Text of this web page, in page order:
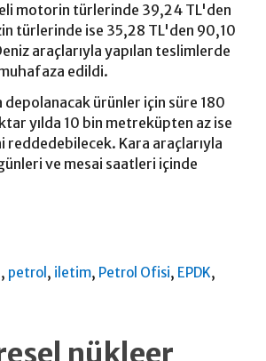
motorin türlerinde 39,24 TL'den
türlerinde ise 35,28 TL'den 90,10
araçlarıyla yapılan teslimlerde
edildi.
depolanacak ürünler için süre 180
yılda 10 bin metreküpten az ise
reddedebilecek. Kara araçlarıyla
ve mesai saatleri içinde
, petrol , iletim, Petrol Ofisi, EPDK,